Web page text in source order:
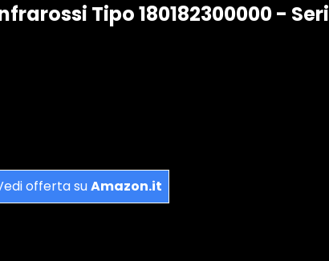
Tipo 180182300000 -
offerta suAmazon.it